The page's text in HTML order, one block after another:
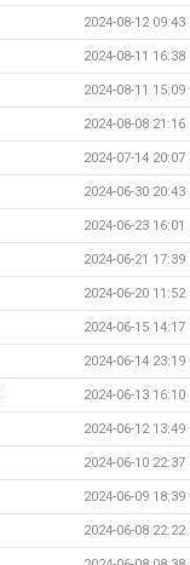
2024-08-12 09:43
2024-08-11 16:38
2024-08-11 15:09
2024-08-08 21:16
2024-07-14 20:07
2024-06-30 20:43
2024-06-23 16:01
2024-06-21 17:39
2024-06-20 11:52
2024-06-15 14:17
2024-06-14 23:19
2024-06-13 16:10
2024-06-12 13:49
2024-06-10 22:37
2024-06-09 18:39
2024-06-08 22:22